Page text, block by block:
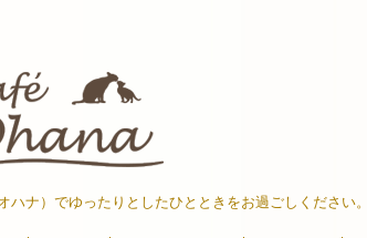
ナ）でゆったりとしたひとときをお過ごしください。